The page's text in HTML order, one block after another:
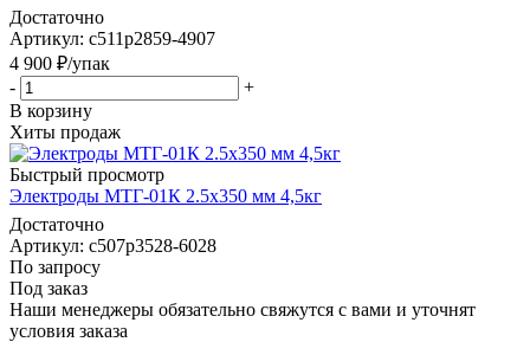
Достаточно
Артикул: c511p2859-4907
4 900 ₽/упак
-
+
В корзину
Хиты продаж
Быстрый просмотр
Электроды МТГ-01К 2.5x350 мм 4,5кг
Достаточно
Артикул: c507p3528-6028
По запросу
Под заказ
Наши менеджеры обязательно свяжутся с вами и уточнят
условия заказа